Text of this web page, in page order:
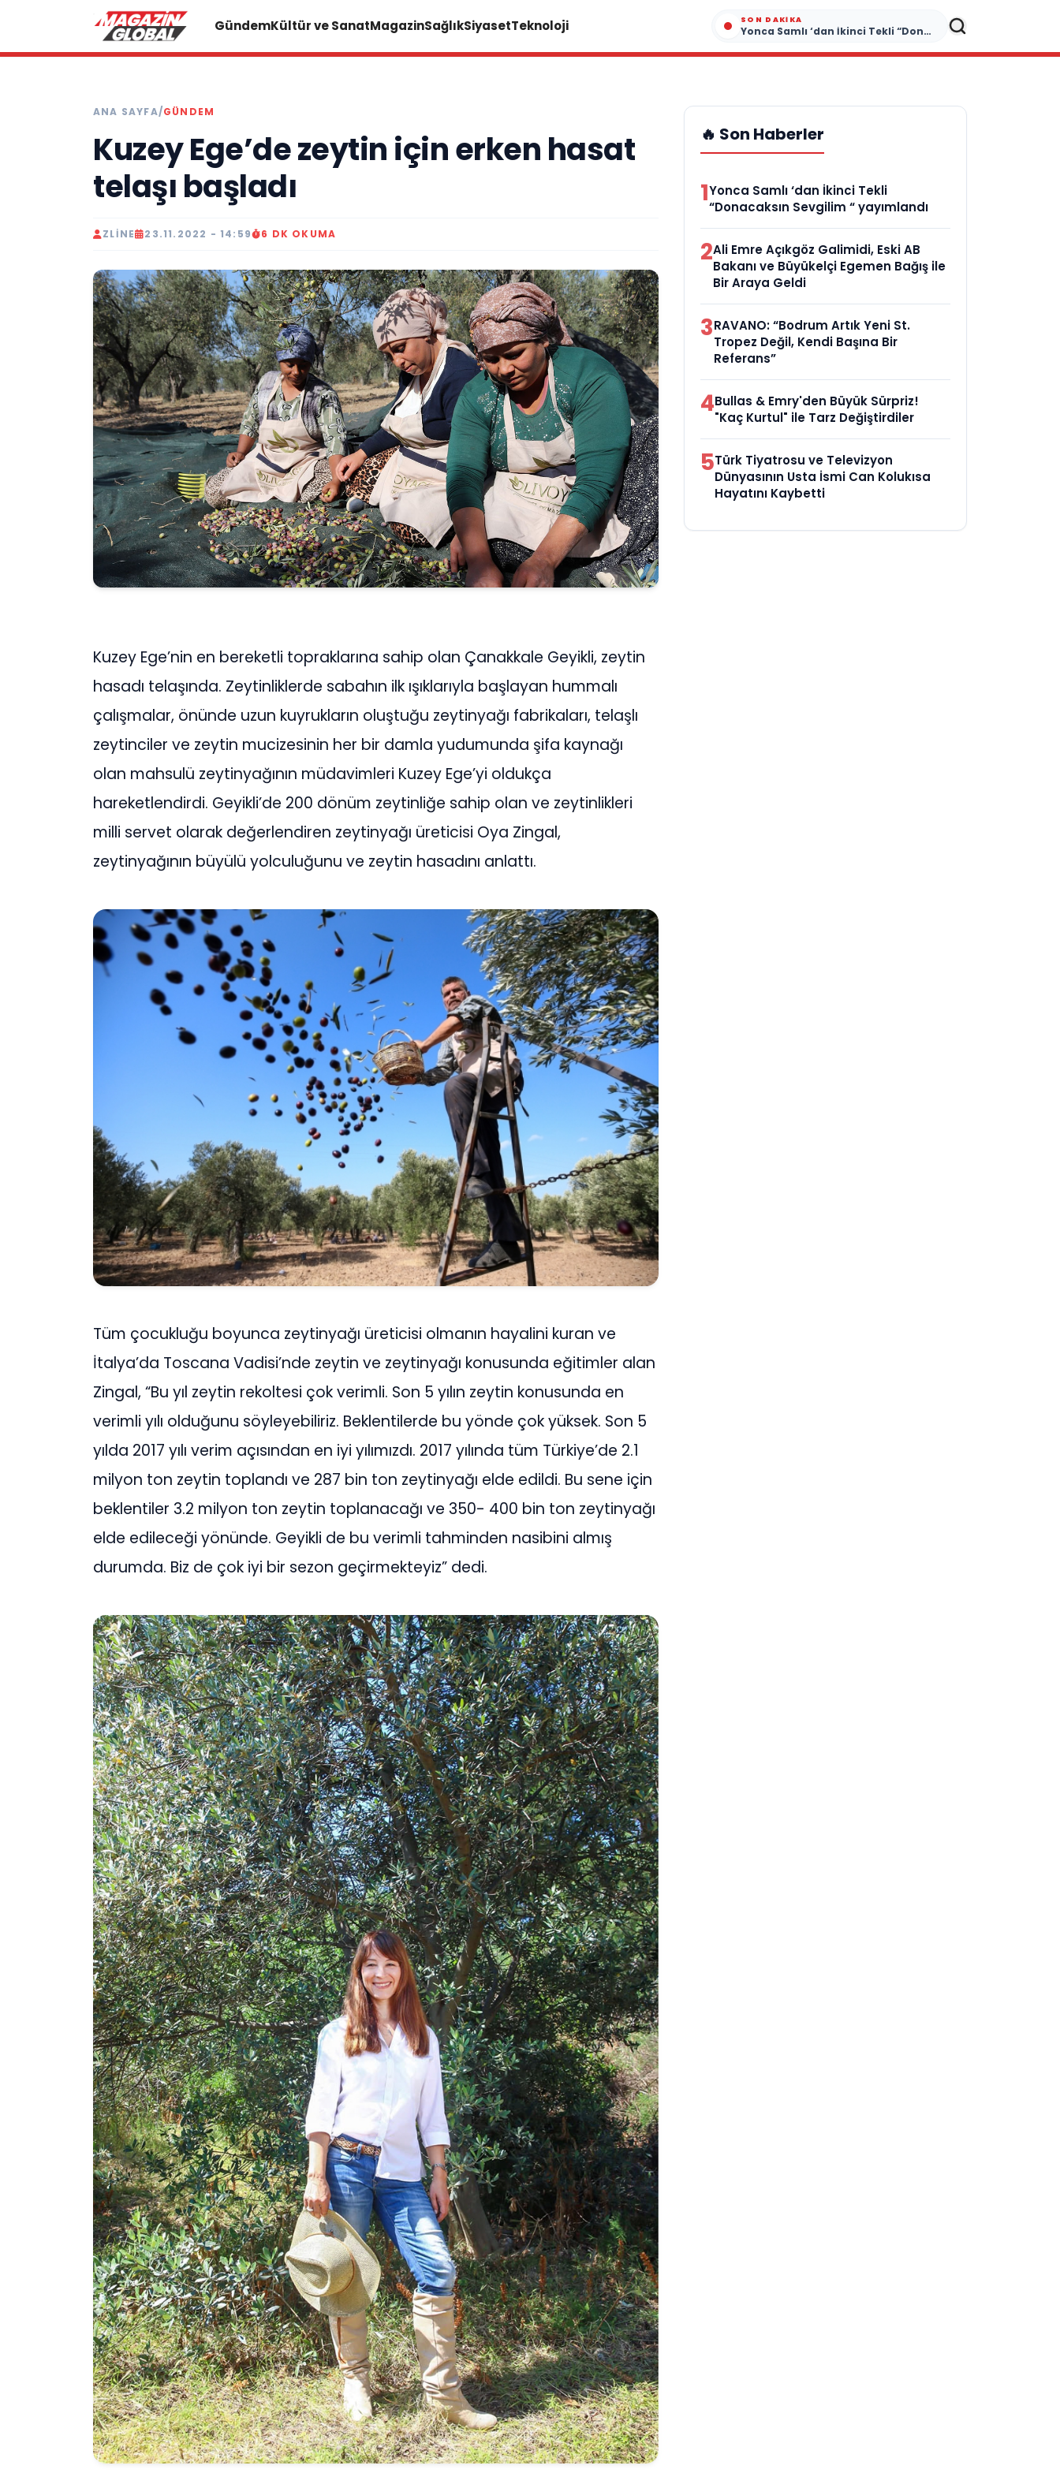
GündemKültür ve SanatMagazinSağlıkSiyasetTeknoloji SON DAKIKA
Yonca Samlı ‘dan İkinci Tekli “Donacaksın Sevgilim “ yayımlandı
ANA SAYFA/GÜNDEM
Kuzey Ege’de zeytin için erken hasat
telaşı başladı
ZLINE 23.11.2022 - 14:59 6 DK OKUMA
Kuzey Ege’nin en bereketli topraklarına sahip olan Çanakkale Geyikli, zeytin
hasadı telaşında. Zeytinliklerde sabahın ilk ışıklarıyla başlayan hummalı
çalışmalar, önünde uzun kuyrukların oluştuğu zeytinyağı fabrikaları, telaşlı
zeytinciler ve zeytin mucizesinin her bir damla yudumunda şifa kaynağı
olan mahsulü zeytinyağının müdavimleri Kuzey Ege’yi oldukça
hareketlendirdi. Geyikli’de 200 dönüm zeytinliğe sahip olan ve zeytinlikleri
milli servet olarak değerlendiren zeytinyağı üreticisi Oya Zingal,
zeytinyağının büyülü yolculuğunu ve zeytin hasadını anlattı.
Tüm çocukluğu boyunca zeytinyağı üreticisi olmanın hayalini kuran ve
İtalya’da Toscana Vadisi’nde zeytin ve zeytinyağı konusunda eğitimler alan
Zingal, “Bu yıl zeytin rekoltesi çok verimli. Son 5 yılın zeytin konusunda en
verimli yılı olduğunu söyleyebiliriz. Beklentilerde bu yönde çok yüksek. Son 5
yılda 2017 yılı verim açısından en iyi yılımızdı. 2017 yılında tüm Türkiye’de 2.1
milyon ton zeytin toplandı ve 287 bin ton zeytinyağı elde edildi. Bu sene için
beklentiler 3.2 milyon ton zeytin toplanacağı ve 350- 400 bin ton zeytinyağı
elde edileceği yönünde. Geyikli de bu verimli tahminden nasibini almış
durumda. Biz de çok iyi bir sezon geçirmekteyiz” dedi.
🔥 Son Haberler
1Yonca Samlı ‘dan İkinci Tekli
“Donacaksın Sevgilim “ yayımlandı
2Ali Emre Açıkgöz Galimidi, Eski AB
Bakanı ve Büyükelçi Egemen Bağış ile
Bir Araya Geldi
3RAVANO: “Bodrum Artık Yeni St.
Tropez Değil, Kendi Başına Bir
Referans”
4Bullas & Emry'den Büyük Sürpriz!
"Kaç Kurtul" ile Tarz Değiştirdiler
5Türk Tiyatrosu ve Televizyon
Dünyasının Usta İsmi Can Kolukısa
Hayatını Kaybetti